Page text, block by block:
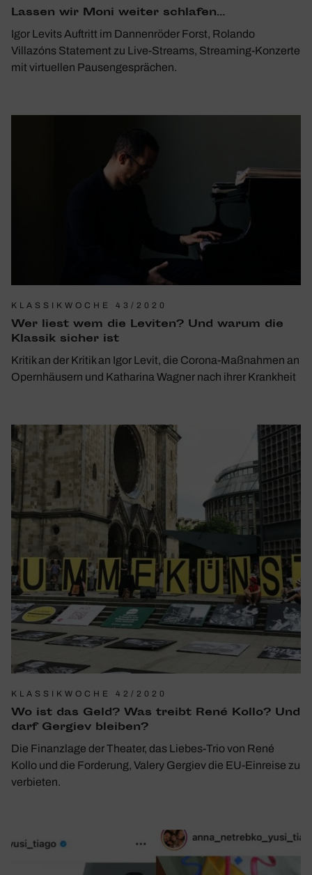
Lassen wir Moni weiter schlafen…
Igor Levits Auftritt im Dannenröder Forst, Rolando
Villazóns Statement zu Live-Streams, Streaming-Konzerte
mit virtuellen Pausengesprächen.
KLASSIKWOCHE 43/2020
Wer liest wem die Leviten? Und warum die
Klassik sicher ist
Kritik an der Kritik an Igor Levit, die Corona-Maßnahmen an
Opernhäusern und Katharina Wagner nach ihrer Krankheit
KLASSIKWOCHE 42/2020
Wo ist das Geld? Was treibt René Kollo? Und
darf Gergiev bleiben?
Die Finanzlage der Theater, das Liebes-Trio von René
Kollo und die Forderung, Valery Gergiev die EU-Einreise zu
verbieten.